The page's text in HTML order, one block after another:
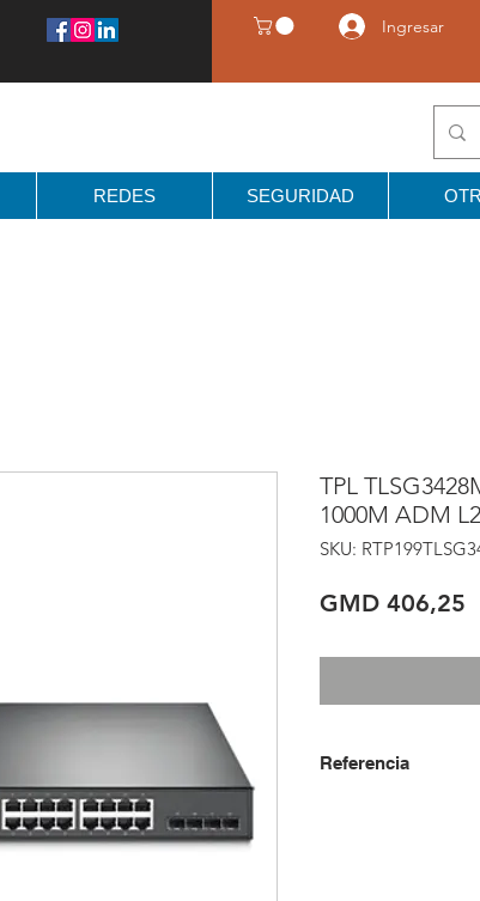
Ingresar
REDES SEGURIDAD
TPL
1000M ADM L2
SKU:
GMD 406,25
Referencia